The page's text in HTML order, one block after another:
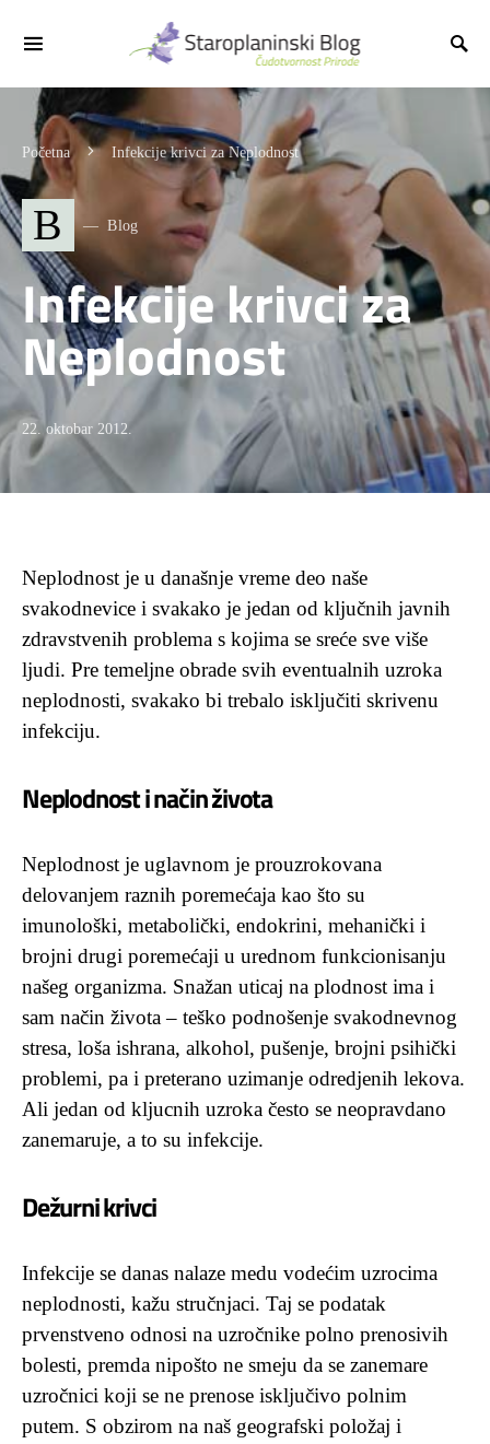
Početna Infekcije krivci za Neplodnost
B Blog
Infekcije krivci za
Neplodnost
22. oktobar 2012.
Neplodnost je u današnje vreme deo naše
svakodnevice i svakako je jedan od ključnih javnih
zdravstvenih problema s kojima se sreće sve više
ljudi. Pre temeljne obrade svih eventualnih uzroka
neplodnosti, svakako bi trebalo isključiti skrivenu
infekciju.
Neplodnost i način života
Neplodnost je uglavnom je prouzrokovana
delovanjem raznih poremećaja kao što su
imunološki, metabolički, endokrini, mehanički i
brojni drugi poremećaji u urednom funkcionisanju
našeg organizma. Snažan uticaj na plodnost ima i
sam način života – teško podnošenje svakodnevnog
stresa, loša ishrana, alkohol, pušenje, brojni psihički
problemi, pa i preterano uzimanje odredjenih lekova.
Ali jedan od kljucnih uzroka često se neopravdano
zanemaruje, a to su infekcije.
Dežurni krivci
Infekcije se danas nalaze medu vodećim uzrocima
neplodnosti, kažu stručnjaci. Taj se podatak
prvenstveno odnosi na uzročnike polno prenosivih
bolesti, premda nipošto ne smeju da se zanemare
uzročnici koji se ne prenose isključivo polnim
putem. S obzirom na naš geografski položaj i